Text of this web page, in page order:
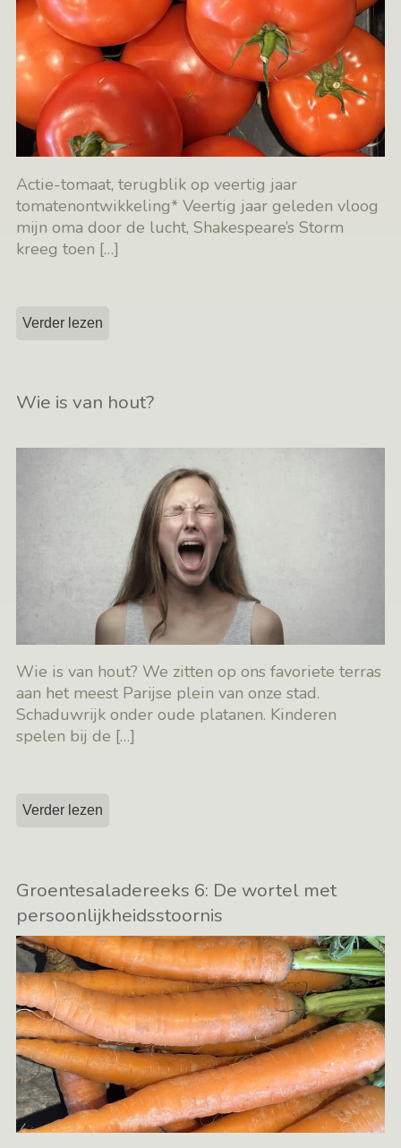
Actie-tomaat, terugblik op veertig jaar
tomatenontwikkeling* Veertig jaar geleden vloog
mijn oma door de lucht, Shakespeare’s Storm
kreeg toen […]
Verder lezen
Wie is van hout?
Wie is van hout? We zitten op ons favoriete terras
aan het meest Parijse plein van onze stad.
Schaduwrijk onder oude platanen. Kinderen
spelen bij de […]
Verder lezen
Groentesaladereeks 6: De wortel met
persoonlijkheidsstoornis